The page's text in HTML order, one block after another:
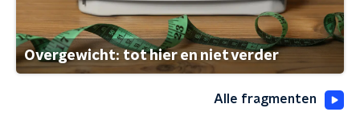
Overgewicht: tot hier en niet verder
Alle fragmenten